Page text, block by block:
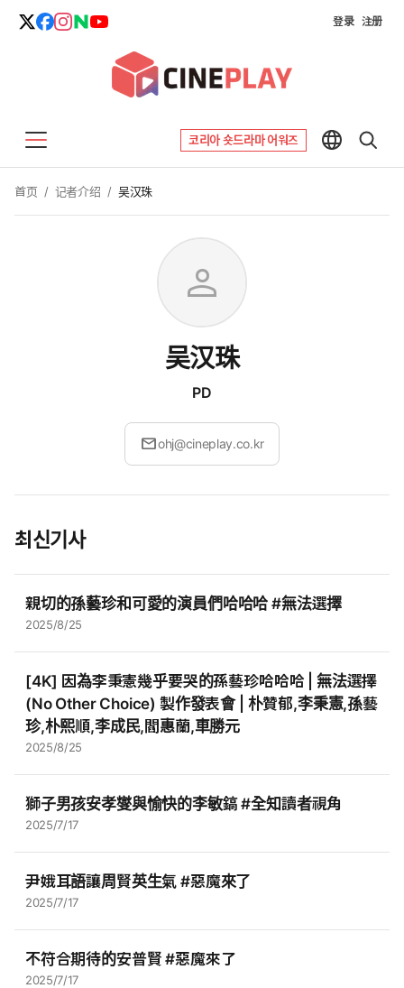
登录 注册
코리아 숏드라마 어워즈
首页 / 记者介绍 / 吴汉珠
person
吴汉珠
PD
mailohj@cineplay.co.kr
최신기사
親切的孫藝珍和可愛的演員們哈哈哈 #無法選擇
2025/8/25
[4K] 因為李秉憲幾乎要哭的孫藝珍哈哈哈 | 無法選擇
(No Other Choice) 製作發表會 | 朴贊郁,李秉憲,孫藝
珍,朴熙順,李成民,閻惠蘭,車勝元
2025/8/25
獅子男孩安孝燮與愉快的李敏鎬 #全知讀者視角
2025/7/17
尹娥耳語讓周賢英生氣 #惡魔來了
2025/7/17
不符合期待的安普賢 #惡魔來了
2025/7/17